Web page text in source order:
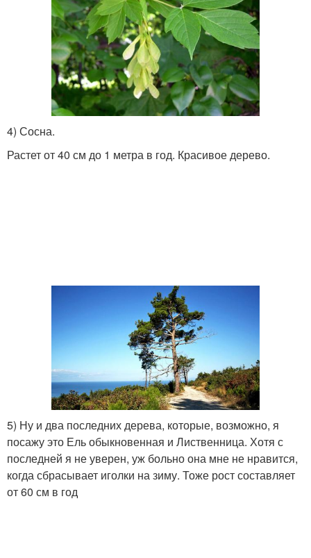
4) Сосна.
Растет от 40 см до 1 метра в год. Красивое дерево.
5) Ну и два последних дерева, которые, возможно, я
посажу это Ель обыкновенная и Лиственница. Хотя с
последней я не уверен, уж больно она мне не нравится,
когда сбрасывает иголки на зиму. Тоже рост составляет
от 60 см в год